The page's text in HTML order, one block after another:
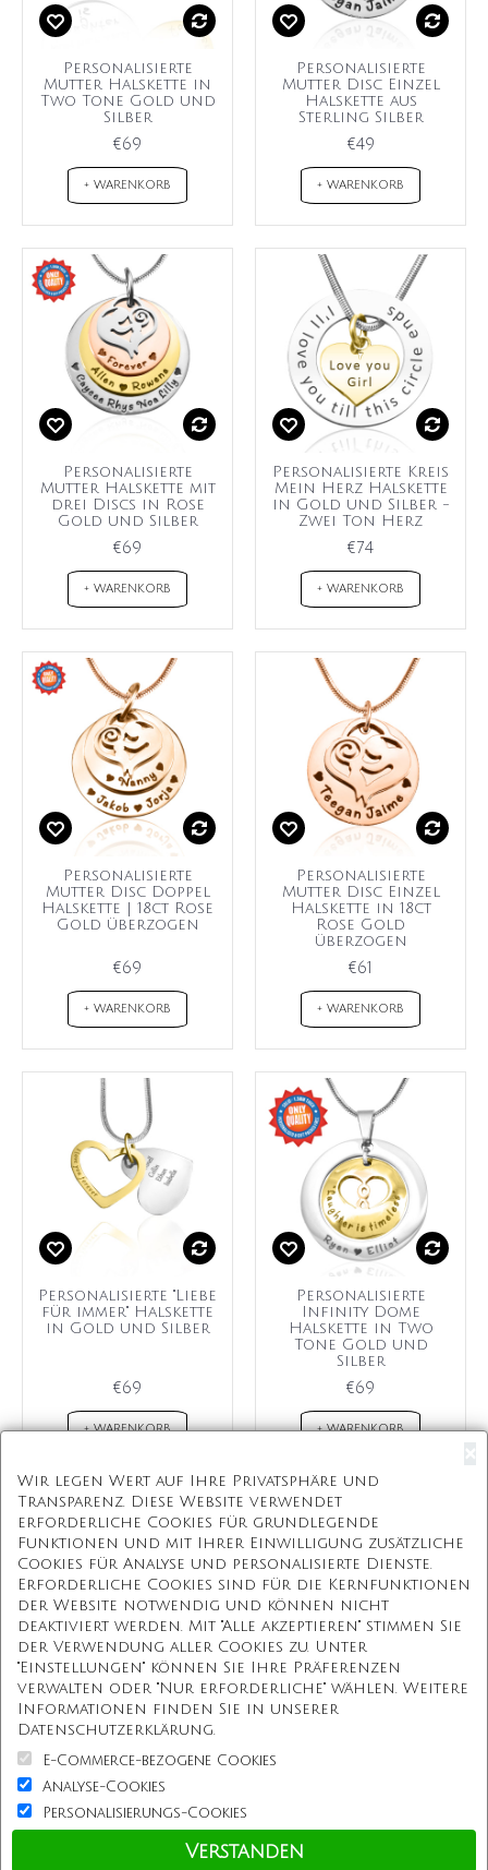
Personalisierte
Mutter Halskette in
Two Tone Gold und
Silber
€69
+ WARENKORB
Personalisierte
Mutter Disc Einzel
Halskette aus
Sterling Silber
€49
+ WARENKORB
Personalisierte
Mutter Halskette mit
drei Discs in Rose
Gold und Silber
€69
+ WARENKORB
Personalisierte Kreis
Mein Herz Halskette
in Gold und Silber -
Zwei Ton Herz
€74
+ WARENKORB
Personalisierte
Mutter Disc Doppel
Halskette | 18ct Rose
Gold überzogen
€69
+ WARENKORB
Personalisierte
Mutter Disc Einzel
Halskette in 18ct
Rose Gold
überzogen
€61
+ WARENKORB
Personalisierte "Liebe
für immer" Halskette
in Gold und Silber
€69
+ WARENKORB
Personalisierte
Infinity Dome
Halskette in Two
Tone Gold und
Silber
€69
+ WARENKORB
Kostenloser Versand
Kostenlose Geschenkbox
Kostenlose Gravur
Unbegrenzte Redesign
Unsere Mission
Information
Kundenservice
Wir legen Wert auf Ihre Privatsphäre und
Transparenz. Diese Website verwendet
erforderliche Cookies für grundlegende
Funktionen und mit Ihrer Einwilligung zusätzliche
Cookies für Analyse und personalisierte Dienste.
Erforderliche Cookies sind für die Kernfunktionen
der Website notwendig und können nicht
deaktiviert werden. Mit "Alle akzeptieren" stimmen Sie
der Verwendung aller Cookies zu. Unter
"Einstellungen" können Sie Ihre Präferenzen
verwalten oder "Nur erforderliche" wählen. Weitere
Informationen finden Sie in unserer
Datenschutzerklärung.
E-Commerce-bezogene Cookies
Analyse-Cookies
Personalisierungs-Cookies
Verstanden